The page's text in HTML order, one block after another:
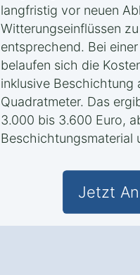
langfristig vor neuen
Witterungseinflüssen
entsprechend. Bei
belaufen sich die
inklusive
Quadratmeter. Das
3.000 bis 3.600 Euro,
Beschichtungsmaterial
Jetzt